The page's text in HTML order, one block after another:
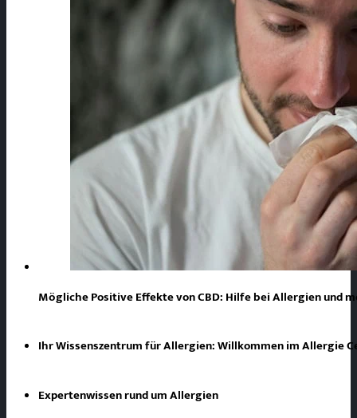
Mögliche Positive Effekte von CBD: Hilfe bei Allergien und
Ihr Wissenszentrum für Allergien: Willkommen im Allergie
Expertenwissen rund um Allergien